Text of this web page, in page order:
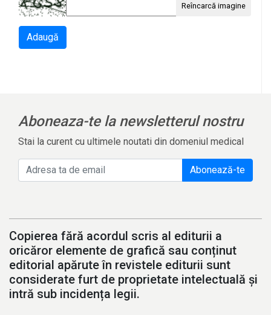
Reîncarcă imagine
Adaugă
Aboneaza-te la newsletterul nostru
Stai la curent cu ultimele noutati din domeniul medical
Abonează-te
Copierea fără acordul scris al editurii a
oricăror elemente de grafică sau conținut
editorial apărute în revistele editurii sunt
considerate furt de proprietate intelectuală și
intră sub incidența legii.